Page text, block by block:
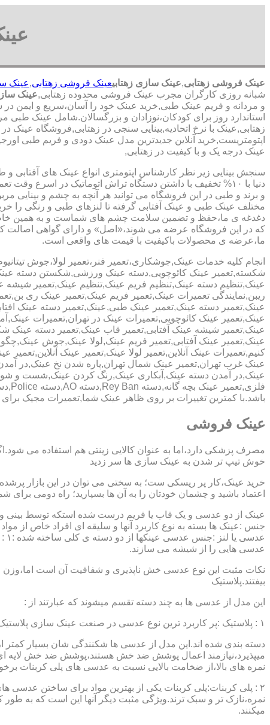
عینک فروشی زهتابی,عینک سازی زهتابیعینک فروشی زهتابی,عینک
شبانه روزی کارگران مجرب عینک فروشی محدوده زهتابی,عینک
و مردانه و فریم عینک طبی,خرید عینک خود را آسان،سریع و ایمن در
استاندارد روز برای کودکان،نوزادان و بزرگسالان.شامل عینک
زهتابی,عینک با نرخ اتحادیه,بینایی سنجی در زهتابی,فروشگاه
اپتومتریست,خرید آنلاین جدیدترین مدل عینک دودی و فریم طبی
عینک درجه یک و با کیفیت در زهتابی,
سنجش بینایی زیر نظر کارشناس اپتومتری انواع عینک های آفتابی
دنیا با ۱۰% تخفیف با داشتن دستگاه تراش اتوماتیک در اسرع وقت
و برند و طبی در این فروشگاه می توانید هر آنچه به چشم و بینایی
مختلف عینک طبی و عینک آفتابی گرفته تا لنزهای طبی و رنگی را
دغدغه ی ما،حفظ و تضمین سلامت چشم های شماست و به همین
که در این فروشگاه عرضه می شوند،«اصل» و دارای گواهی اصالت
ما،عرضه ی محصولات باکیفیت با قیمت های واقعی است.
انجام کلیه خدمات عینک,جوشکاری،تعمیر فنر،تعمیر لولا،جوش
شکسته,تعمیر عینک کائوچویی,دسته عینک ورزشی,شکستن دسته
عینک,تنظیم دسته عینک,تنظیم فریم عینک,تنظیم عینک,تعمیر شیشه
ریبن,نمایندگی تعمیرات عینک,تعمیر فریم عینک,تعمیر عینک ری
عینک,تعمیر دسته عینک,تعمیر عینک طبی,عینک,تعمیر دسته عینک
عینک,تعمیر عینک کائوچویی,تعمیرات عینک در تهران,تعمیرات
عینک,تعمیر شیشه عینک آفتابی,تعمیر قاب عینک,تعمیر دسته عینک
عینک,تعمیر عینک آفتابی,تعمیر فریم عینک,لولا عینک,جوش
کنیم,تعمیرات عینک آنلاین,تعمیر لولا عینک,تعمیر عینک آنلاین,تعمیر
عینک غرب تهران,تعمیر عینک شمال تهران,پاره شدن نخ عینک,در
عینک,در آمدن دسته عینک,آبکاری عینک,رنگ کردن عینک,شست و
باشد.با کمترین تغییرات بر روی ظاهر عینک شما,تعمیرات مجیک
عینک فروشی
مصرف پزشکی دارد،اما به عنوان کالایی زینتی هم استفاده می
خوش تیپ تر شدن به عینک سازی ها سر زدید
خرید عینک،کار پر ریسکی ست؛ به سختی می توان در این بازار
اعتماد باشید و چشمان خودتان را به آن ها بسپارید؛ راه دومی
عینک از دو عدسی و یک قاب یا فریم درست شده استکه توسط بینی و
جنس :عینک ها بسته به نوع کاربرد آنها و سلیقه ای افراد خاص از
عدسی هایی را از شیشه می سازند.
نکات مثبت این نوع عدسی خش ناپذیری و شفافیت آن است اما،وزن
بیفتند.پلاستیک
این مدل از عدسی ها به چند دسته تقسم میشوند که عبارتند از :
۱ : پلاستیک :پر کاربرد ترین نوع عدسی در صنعت عینک سازی پلاستیک CR39 میباشد که بسته به نوع پوشش آنها،به انواعی نظیر : پلاستیک ساده،پلاستیک آنتی رفلکس،پلاستیک ضد خش،پلاستیک آب گریز و …..
دسته بندی شده اند.این مدل از عدسی ها شکنندگی شان بسیار
میپذیرد،نیازمند اعمال پوشش ضد خش هستند،پوشش ضد خش لایه
نمره های بالا،از ضخامت بالایی نسبت به عدسی های پلی کربنات
۲ : پلی کربنات:پلی کربنات یکی از بهترین مواد برای ساختن
نمره،نازک تر و سبک ترند.ویژگی مثبت دیگر آنها این است که به طور
میکنند.